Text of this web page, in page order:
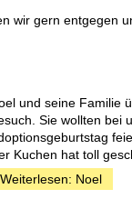
wir gern entgegen
und seine Familie
Sie wollten bei
Kuchen hat toll
Weiterlesen: Noel